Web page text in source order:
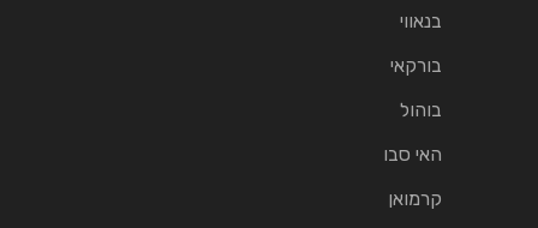
בנאווי
בורקאי
בוהול
האי סבו
קרמואן